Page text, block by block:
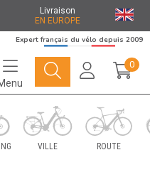
Livraison
EN EUROPE
de vélo
Expert français du vélo depuis 2009
0
VILLE ROUTE